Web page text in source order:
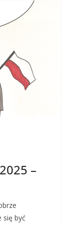
–
się być